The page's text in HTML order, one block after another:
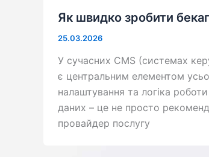
Як швидко зробити
25.03.2026
У сучасних CMS (системах
є центральним елементом
налаштування та логіка
даних – це не просто
провайдер послугу